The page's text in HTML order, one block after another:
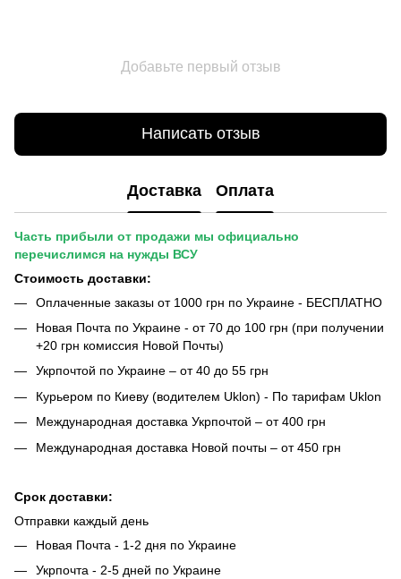
Добавьте первый отзыв
Написать отзыв
Доставка Оплата
Часть прибыли от продажи мы официально
перечислимся на нужды ВСУ
Стоимость доставки:
Оплаченные заказы от 1000 грн по Украине - БЕСПЛАТНО
Новая Почта по Украине - от 70 до 100 грн (при получении
+20 грн комиссия Новой Почты)
Укрпочтой по Украине – от 40 до 55 грн
Курьером по Киеву (водителем Uklon) - По тарифам Uklon
Международная доставка Укрпочтой – от 400 грн
Международная доставка Новой почты – от 450 грн
Срок доставки:
Отправки каждый день
Новая Почта - 1-2 дня по Украине
Укрпочта - 2-5 дней по Украине